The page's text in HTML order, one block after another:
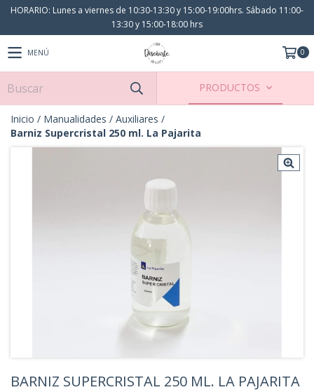
HORARIO: Lunes a viernes de 10:30-13:30 y 15:00-19:00hrs. Sábado 11:00-
13:30 y 15:00-18:00 hrs
MENÚ 0
PRODUCTOS
Inicio / Manualidades / Auxiliares /
Barniz Supercristal 250 ml. La Pajarita
BARNIZ SUPERCRISTAL 250 ML. LA PAJARITA